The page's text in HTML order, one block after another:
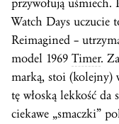
przywołują uśmiech.
Watch Days uczucie
Reimagined –
model 1969 Timer.
marką, stoi (kolejny)
tę włoską lekkość da
ciekawe „smaczki”